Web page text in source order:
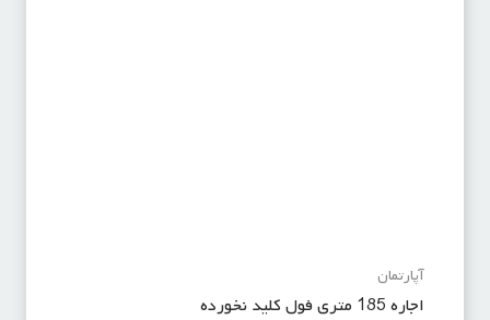
آپارتمان
اجاره 185 متری فول کلید نخورده